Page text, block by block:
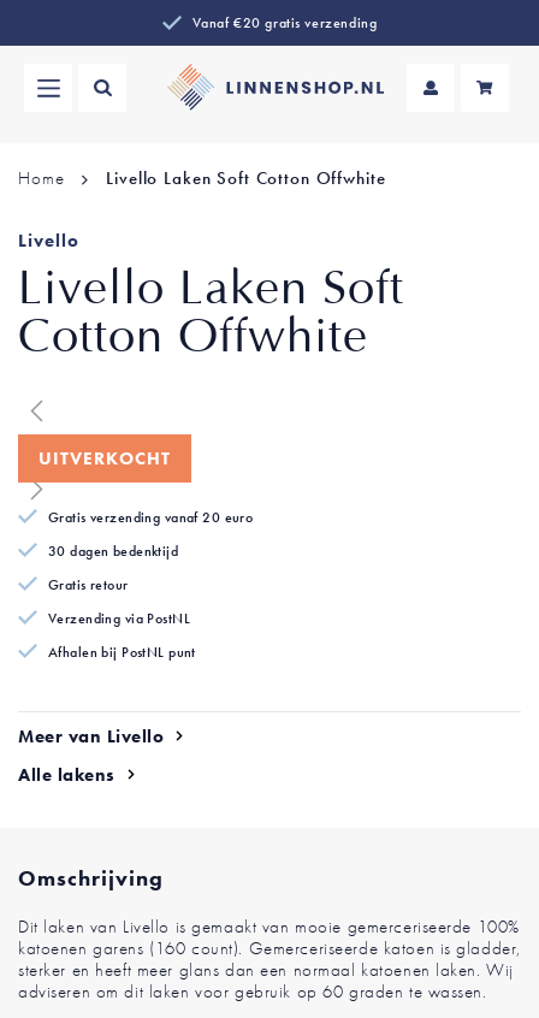
Vanaf €20 gratis verzending
Home Livello Laken Soft Cotton Offwhite
Livello
Livello Laken Soft
Cotton Offwhite
Ga
naar
het
einde
van
de
afbeeldingen-
gallerij
Ga
naar
het
begin
van
de
afbeeldingen-
gallerij
UITVERKOCHT
Gratis verzending vanaf 20 euro
30 dagen bedenktijd
Gratis retour
Verzending via PostNL
Afhalen bij PostNL punt
Meer van Livello
Alle lakens
Omschrijving
Dit laken van Livello is gemaakt van mooie gemerceriseerde 100%
katoenen garens (160 count). Gemerceriseerde katoen is gladder,
sterker en heeft meer glans dan een normaal katoenen laken. Wij
adviseren om dit laken voor gebruik op 60 graden te wassen.